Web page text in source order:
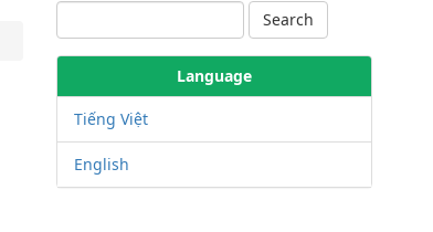
Search
Language
Tiếng Việt
English